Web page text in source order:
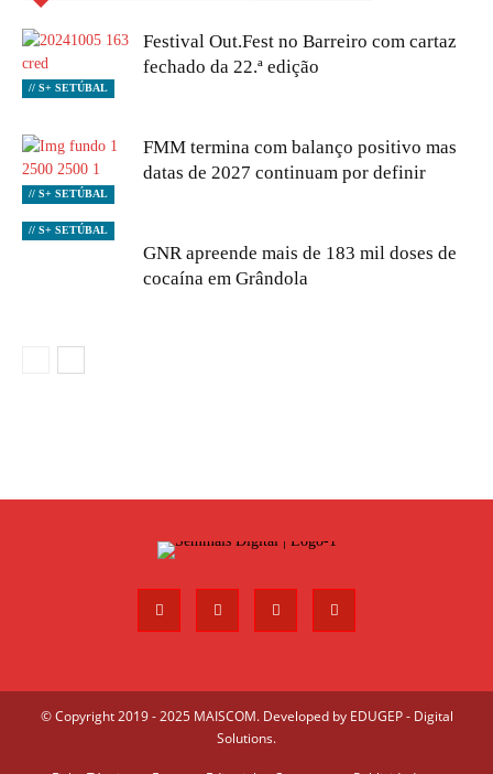
// S+ SETÚBAL
Festival Out.Fest no Barreiro com cartaz
fechado da 22.ª edição
// S+ SETÚBAL
FMM termina com balanço positivo mas
datas de 2027 continuam por definir
// S+ SETÚBAL
GNR apreende mais de 183 mil doses de
cocaína em Grândola
© Copyright 2019 - 2025 MAISCOM. Developed by EDUGEP - Digital
Solutions.